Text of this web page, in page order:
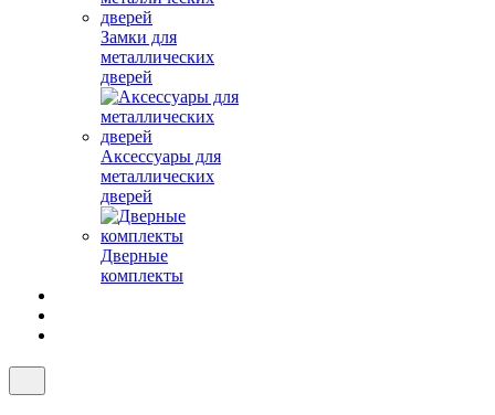
Замки для
металлических
дверей
Аксессуары для
металлических
дверей
Дверные
комплекты